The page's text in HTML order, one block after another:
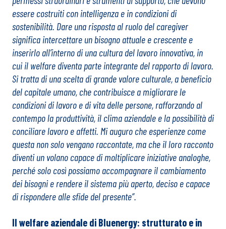
essere costruiti con intelligenza e in condizioni di
sostenibilità. Dare una risposta al ruolo del caregiver
significa intercettare un bisogno attuale e crescente e
inserirlo all’interno di una cultura del lavoro innovativa, in
cui il welfare diventa parte integrante del rapporto di lavoro.
Si tratta di una scelta di grande valore culturale, a beneficio
del capitale umano, che contribuisce a migliorare le
condizioni di lavoro e di vita delle persone, rafforzando al
contempo la produttività, il clima aziendale e la possibilità di
conciliare lavoro e affetti. Mi auguro che esperienze come
questa non solo vengano raccontate, ma che il loro racconto
diventi un volano capace di moltiplicare iniziative analoghe,
perché solo così possiamo accompagnare il cambiamento
dei bisogni e rendere il sistema più aperto, deciso e capace
di rispondere alle sfide del presente”.
Il welfare aziendale di Bluenergy: strutturato e in